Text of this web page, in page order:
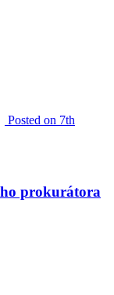
Posted on 7th
prokurátora